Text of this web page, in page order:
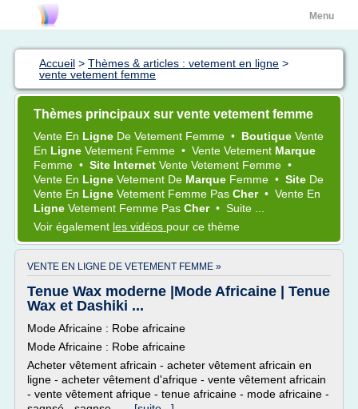
Menu
Accueil > Thèmes & articles : vetement en ligne >
vente vetement femme
Thèmes principaux sur vente vetement femme
Vente En Ligne De Vetement Femme • Boutique Vente
En Ligne Vetement Femme • Vente Vetement Marque
Femme • Site Internet Vente Vetement Femme •
Vente En Ligne Vetement De Marque Femme • Site De
Vente En Ligne Vetement Femme Pas Cher • Vente En
Ligne Vetement Femme Pas Cher • Suite ...
Voir également les vidéos pour ce thème
VENTE EN LIGNE DE VETEMENT FEMME »
Tenue Wax moderne |Mode Africaine | Tenue
Wax et Dashiki ...
Mode Africaine : Robe africaine
Mode Africaine : Robe africaine
Acheter vêtement africain - acheter vêtement africain en
ligne - acheter vêtement d'afrique - vente vêtement africain
- vente vêtement afrique - tenue africaine - mode africaine -